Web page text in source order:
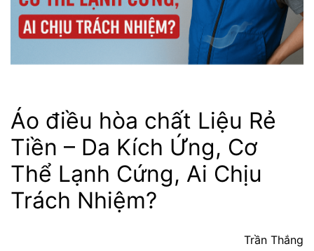
Áo điều hòa chất Liệu Rẻ
Tiền – Da Kích Ứng, Cơ
Thể Lạnh Cứng, Ai Chịu
Trách Nhiệm?
Trần Thắng